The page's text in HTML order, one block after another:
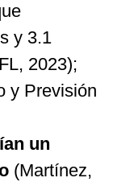
y 3.1
2023);
y Previsión
un
(Martínez,